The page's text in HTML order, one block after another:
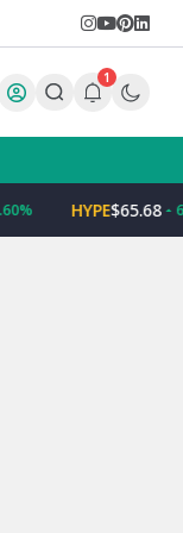
1
HYPE$65.68